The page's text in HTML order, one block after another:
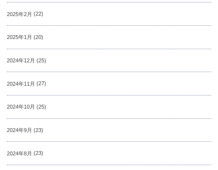
2025年2月 (22)
2025年1月 (20)
2024年12月 (25)
2024年11月 (27)
2024年10月 (25)
2024年9月 (23)
2024年8月 (23)